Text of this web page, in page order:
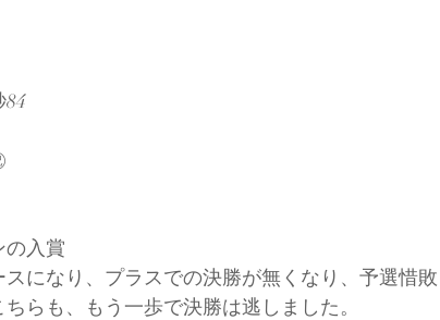
84
の入賞
になり、プラスでの決勝が無くなり、予選惜敗
らも、もう一歩で決勝は逃しました。